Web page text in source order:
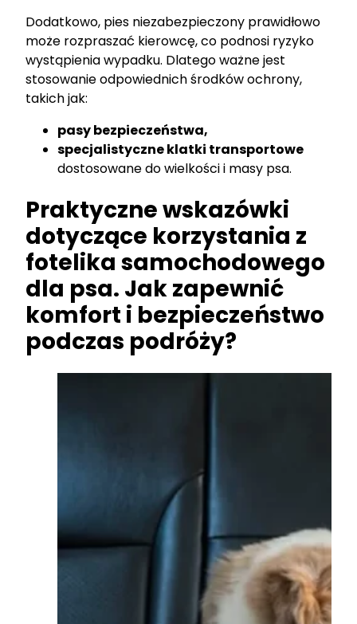
Dodatkowo, pies niezabezpieczony prawidłowo
może rozpraszać kierowcę, co podnosi ryzyko
wystąpienia wypadku. Dlatego ważne jest
stosowanie odpowiednich środków ochrony,
takich jak:
pasy bezpieczeństwa,
specjalistyczne klatki transportowe
dostosowane do wielkości i masy psa.
Praktyczne wskazówki
dotyczące korzystania z
fotelika samochodowego
dla psa. Jak zapewnić
komfort i bezpieczeństwo
podczas podróży?